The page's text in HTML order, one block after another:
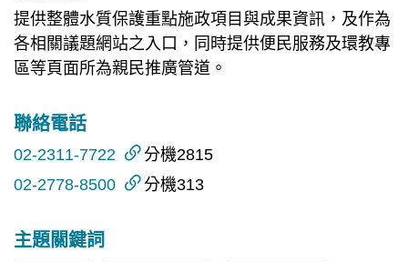
提供整體水質保護重點施政項目與成果資訊，及作為
各相關議題網站之入口，同時提供便民服務及環教專
區等頁面所為親民推廣管道。
聯絡電話
02-2311-7722
分機2815
02-2778-8500
分機313
主題關鍵詞